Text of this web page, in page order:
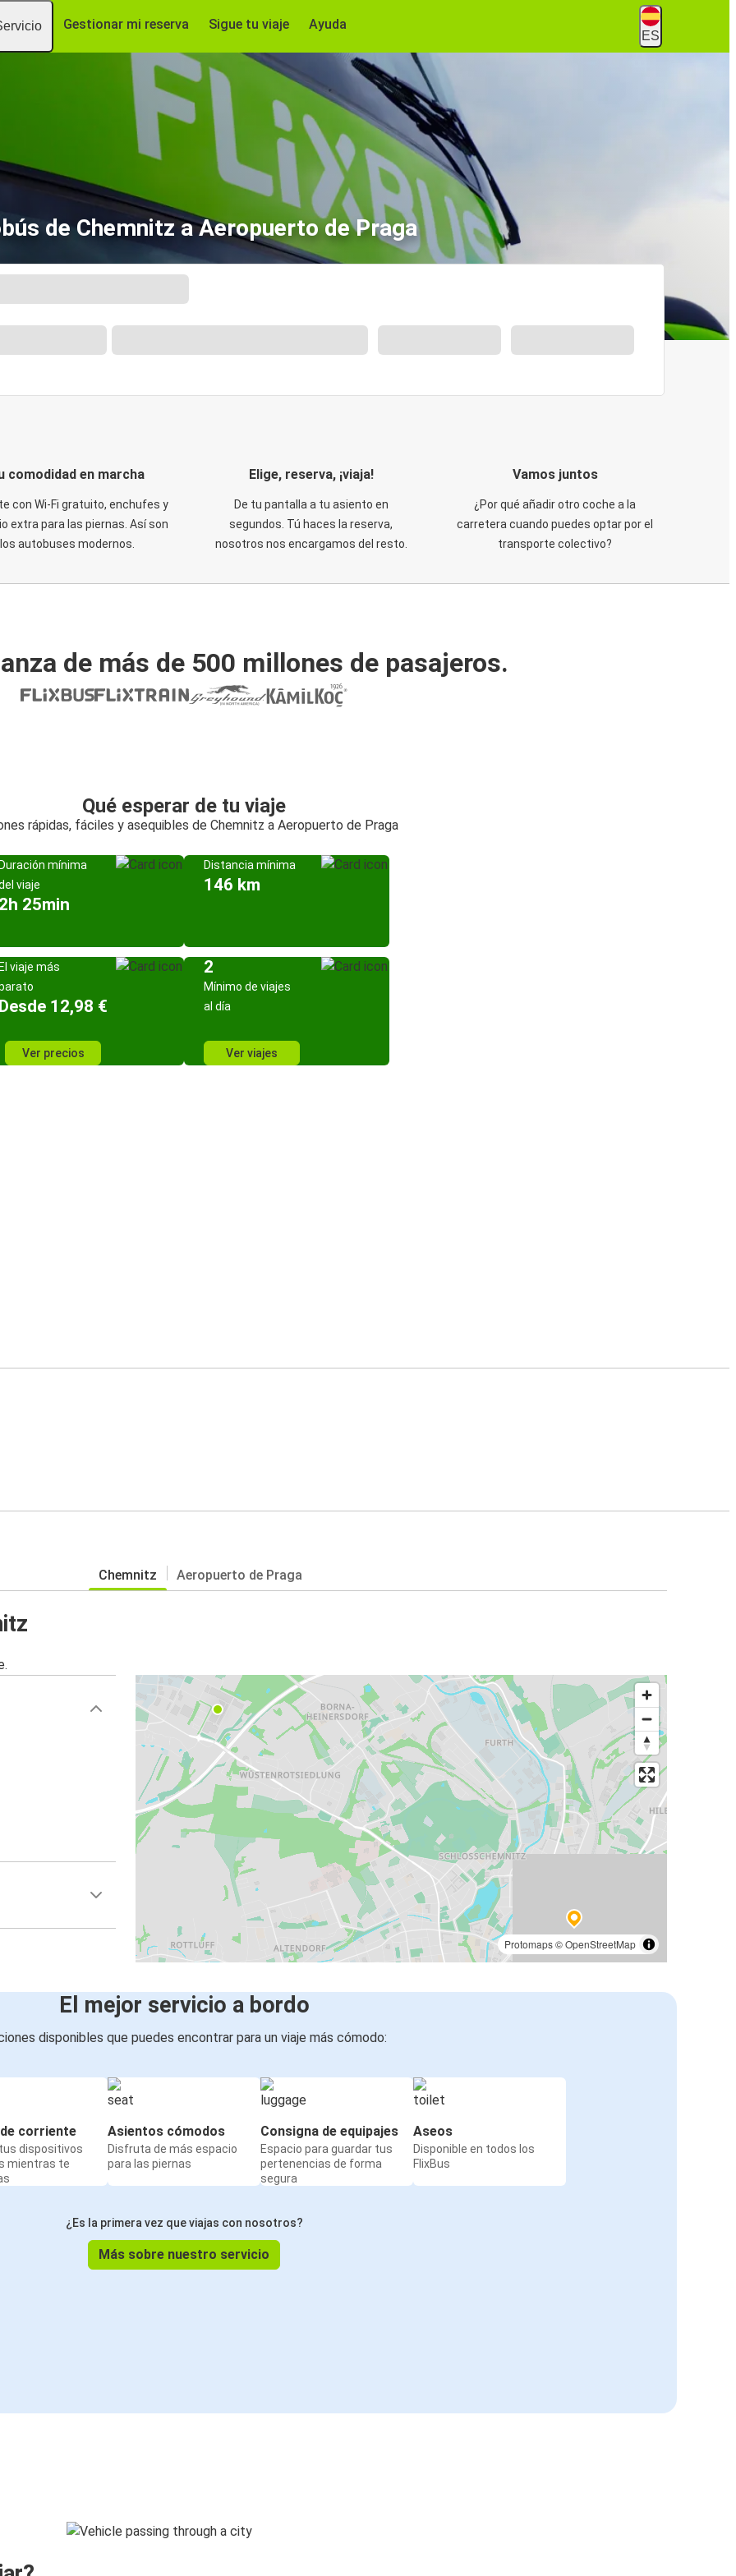
Gestionar mi reserva Sigue tu viaje Ayuda
ES
de Chemnitz a Aeropuerto de Praga
comodidad en marcha
con Wi-Fi gratuito, enchufes y
extra para las piernas. Así son
los autobuses modernos.
Elige, reserva, ¡viaja!
De tu pantalla a tu asiento en
segundos. Tú haces la reserva,
nosotros nos encargamos del resto.
Vamos juntos
¿Por qué añadir otro coche a la
carretera cuando puedes optar por el
transporte colectivo?
de más de 500 millones de pasajeros.
Qué esperar de tu viaje
rápidas, fáciles y asequibles de Chemnitz a Aeropuerto de Praga
Duración mínima
viaje
2h 25min
Distancia mínima
146 km
El viaje más
barato
Desde 12,98 €
Ver precios
2
Mínimo de viajes
al día
Ver viajes
Chemnitz Aeropuerto de Praga
Protomaps©OpenStreetMap
El mejor servicio a bordo
disponibles que puedes encontrar para un viaje más cómodo:
corriente
dispositivos
mientras te
Asientos cómodos
Disfruta de más espacio
para las piernas
Consigna de equipajes
Espacio para guardar tus
pertenencias de forma
segura
Aseos
Disponible en todos los
FlixBus
¿Es la primera vez que viajas con nosotros?
Más sobre nuestro servicio